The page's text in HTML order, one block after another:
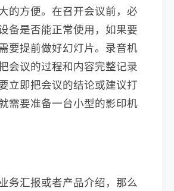
的方便。在召开会议前，必
备是否能正常使用，如果要
要提前做好幻灯片。录音机
会议的过程和内容完整记录
立即把会议的结论或建议打
需要准备一台小型的影印机
务汇报或者产品介绍，那么